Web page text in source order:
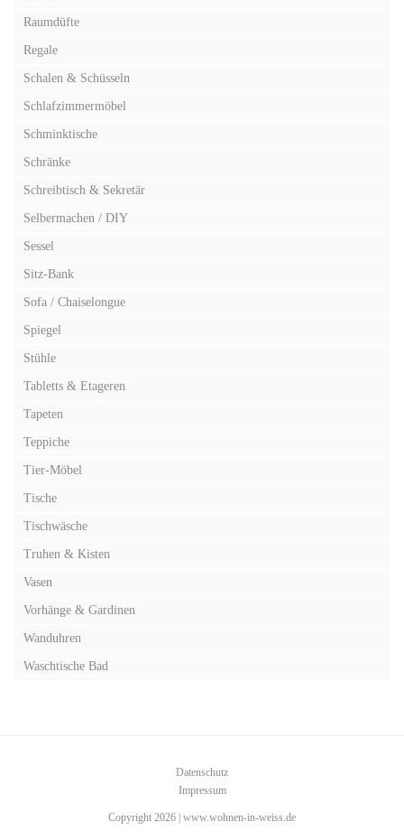
Raumdüfte
Regale
Schalen & Schüsseln
Schlafzimmermöbel
Schminktische
Schränke
Schreibtisch & Sekretär
Selbermachen / DIY
Sessel
Sitz-Bank
Sofa / Chaiselongue
Spiegel
Stühle
Tabletts & Etageren
Tapeten
Teppiche
Tier-Möbel
Tische
Tischwäsche
Truhen & Kisten
Vasen
Vorhänge & Gardinen
Wanduhren
Waschtische Bad
Datenschutz
Impressum
Copyright 2026 | www.wohnen-in-weiss.de